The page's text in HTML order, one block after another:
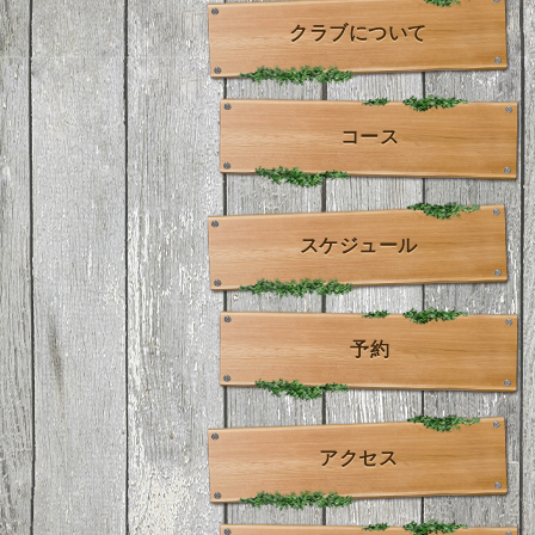
クラブについて
コース
スケジュール
予約
アクセス